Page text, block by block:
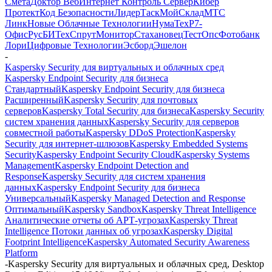
ПротектКод БезопасностиЛидерТаскМойСкладМТС
ЛинкНовые Облачные ТехнологииНумаТехР7-
ОфисРусБИТехСпрутМониторСтахановецТестОпсФотобанк
ЛориЦифровые ТехнологииЭсбордЭшелон
-
Kaspersky Security для виртуальных и облачных сред
Kaspersky Endpoint Security для бизнеса
СтандартныйKaspersky Endpoint Security для бизнеса
РасширенныйKaspersky Security для почтовых
серверовKaspersky Total Security для бизнесаKaspersky Security
систем хранения данныхKaspersky Security для серверов
совместной работыKaspersky DDoS ProtectionKaspersky
Security для интернет-шлюзовKaspersky Embedded Systems
SecurityKaspersky Endpoint Security CloudKaspersky Systems
ManagementKaspersky Endpoint Detection and
ResponseKaspersky Security для систем хранения
данныхKaspersky Endpoint Security для бизнеса
УниверсальныйKaspersky Managed Detection and Response
ОптимальныйKaspersky SandboxKaspersky Threat Intelligence
Аналитические отчеты об АРТ-угрозахKaspersky Threat
Intelligence Потоки данных об угрозахKaspersky Digital
Footprint IntelligenceKaspersky Automated Security Awareness
Platform
-Kaspersky Security для виртуальных и облачных сред, Desktop